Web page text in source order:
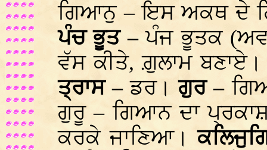
ਗਿਆਨੁ – ਇਸ ਅਕਥ ਦੇ
ਪੰਚ ਭੂਤ –ਪੰਜ ਭੂਤਕ
ਵੱਸ ਕੀਤੇ, ਗ਼ੁਲਾਮ
ਤ੍ਰਾਸ –ਡਰ।ਗੁਰ –
ਗੁਰੂ – ਗਿਆਨ ਦਾ
ਕਰਕੇ ਜਾਣਿਆ।